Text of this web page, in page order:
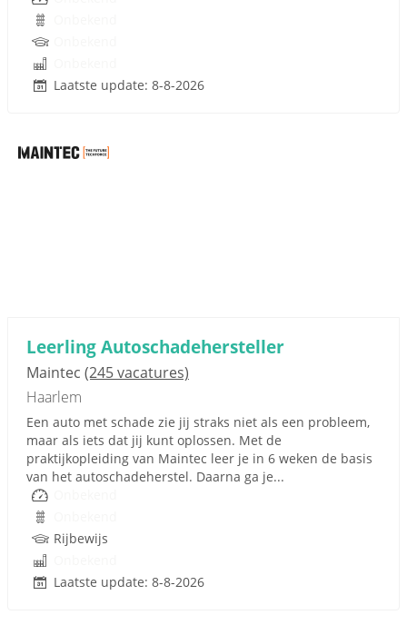
Laatste update: 8-8-2026
Leerling Autoschadehersteller
Maintec (245 vacatures)
Haarlem
Een auto met schade zie jij straks niet als een probleem,
maar als iets dat jij kunt oplossen. Met de
praktijkopleiding van Maintec leer je in 6 weken de basis
van het autoschadeherstel. Daarna ga je...
Rijbewijs
Laatste update: 8-8-2026